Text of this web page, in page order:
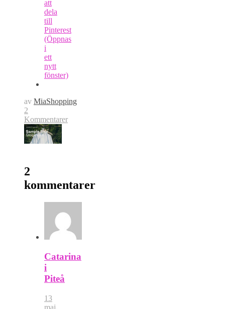
att
dela
till
Pinterest
(Öppnas
i
ett
nytt
fönster)
av MiaShopping
2
Kommentarer
2
kommentarer
Catarina
i
Piteå
13
maj,